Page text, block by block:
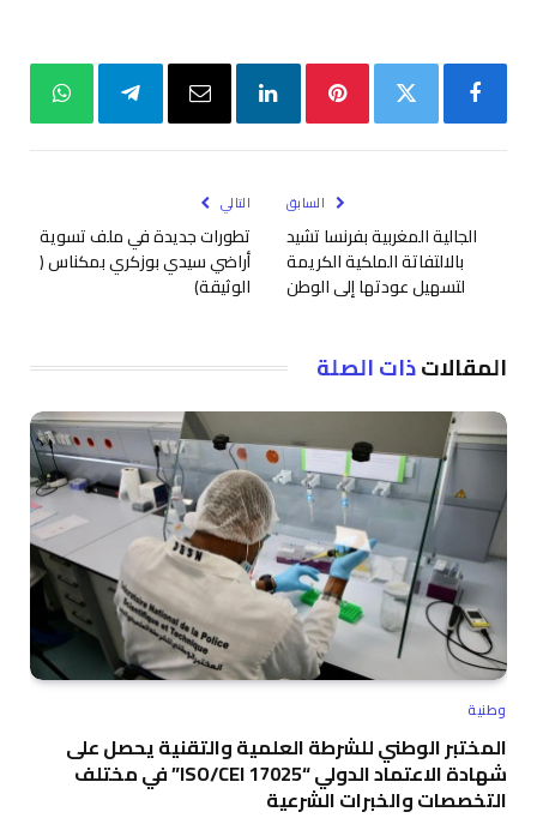
لينكدإن البريد
السابق
الجالية المغربية بفرنسا تشيد
بالالتفاتة الملكية الكريمة
لتسهيل عودتها إلى الوطن
التالي
تطورات جديدة في ملف تسوية
أراضي سيدي بوزكري بمكناس (
الوثيقة)
المقالاتذات الصلة
وطنية
المختبر الوطني للشرطة العلمية والتقنية يحصل على
شهادة الاعتماد الدولي “ISO/CEI 17025” في مختلف
التخصصات والخبرات الشرعية